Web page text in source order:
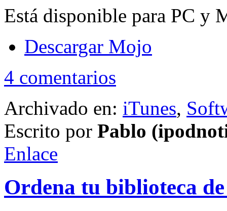
Está disponible para PC y
Descargar Mojo
4 comentarios
Archivado en: iTunes,
Escrito por Pablo
Enlace
Ordena tu biblioteca